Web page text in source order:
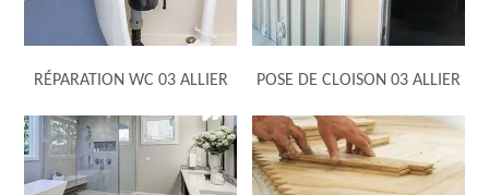
RÉPARATION WC 03 ALLIER POSE DE CLOISON 03 ALLIER